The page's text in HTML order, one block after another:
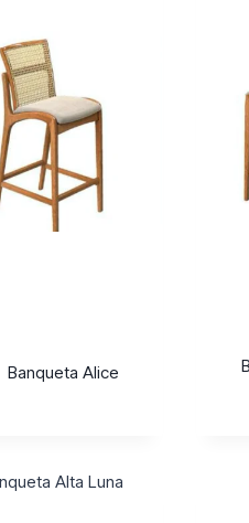
Banqueta Alice